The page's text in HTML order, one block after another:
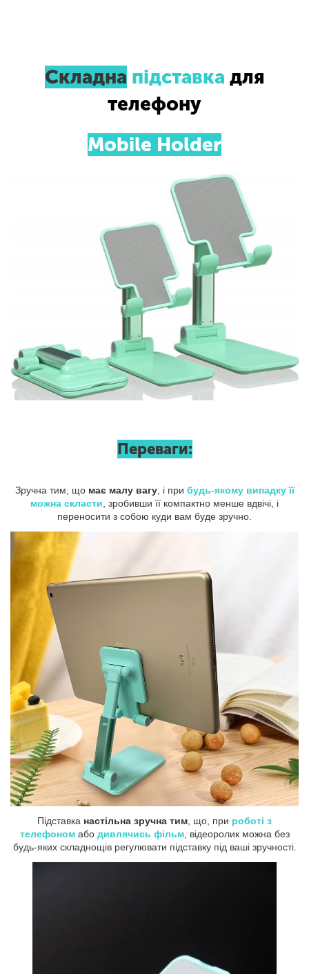
Складна підставка для
телефону
Mobile Holder
Переваги:
Зручна тим, що має малу вагу, і при будь-якому випадку її
можна скласти , зробивши її компактно менше вдвічі, і
переносити з собою куди вам буде зручно.
Підставка настільна зручна тим , що, при роботі з
телефономабо дивлячись фільм, відеоролик можна без
будь-яких складнощів регулювати підставку під ваші зручності.